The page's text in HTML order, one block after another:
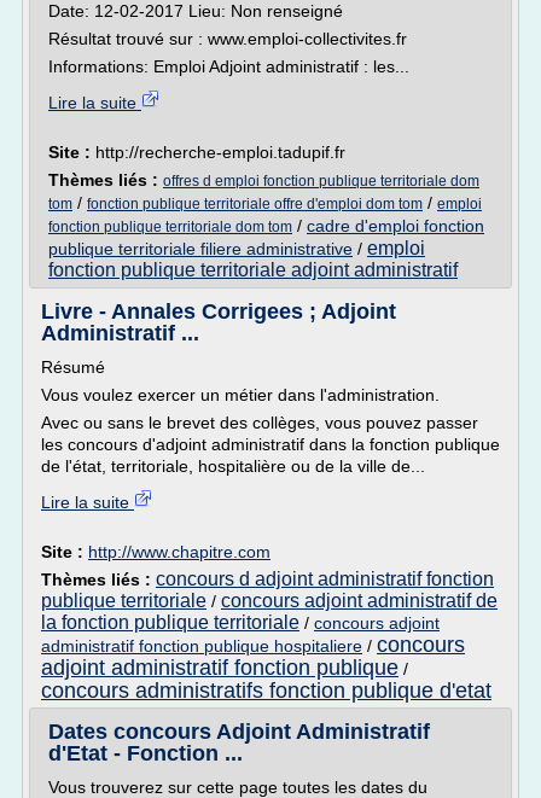
Date: 12-02-2017 Lieu: Non renseigné
Résultat trouvé sur : www.emploi-collectivites.fr
Informations: Emploi Adjoint administratif : les...
Lire la suite
Site : http://recherche-emploi.tadupif.fr
Thèmes liés : offres d emploi fonction publique territoriale dom
tom / fonction publique territoriale offre d'emploi dom tom / emploi
fonction publique territoriale dom tom / cadre d'emploi fonction
publique territoriale filiere administrative / emploi
fonction publique territoriale adjoint administratif
Livre - Annales Corrigees ; Adjoint
Administratif ...
Résumé
Vous voulez exercer un métier dans l'administration.
Avec ou sans le brevet des collèges, vous pouvez passer
les concours d'adjoint administratif dans la fonction publique
de l'état, territoriale, hospitalière ou de la ville de...
Lire la suite
Site : http://www.chapitre.com
Thèmes liés : concours d adjoint administratif fonction
publique territoriale / concours adjoint administratif de
la fonction publique territoriale / concours adjoint
administratif fonction publique hospitaliere / concours
adjoint administratif fonction publique /
concours administratifs fonction publique d'etat
Dates concours Adjoint Administratif
d'Etat - Fonction ...
Vous trouverez sur cette page toutes les dates du